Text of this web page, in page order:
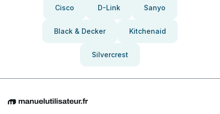
Cisco D-Link Sanyo
Black & Decker Kitchenaid
Silvercrest